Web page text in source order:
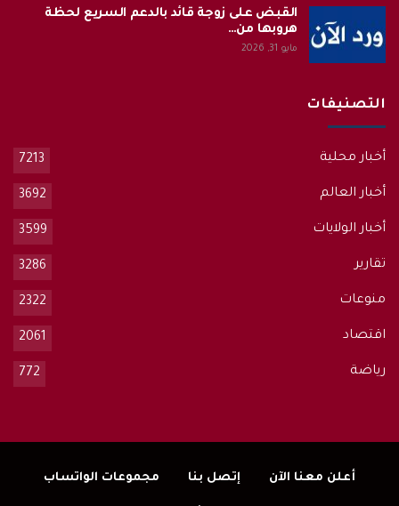
القبض على زوجة قائد بالدعم السريع لحظة
هروبها من…
مايو 31, 2026
التصنيفات
أخبار محلية 7213
أخبار العالم 3692
أخبار الولايات 3599
تقارير 3286
منوعات 2322
اقتصاد 2061
رياضة 772
أعلن معنا الآن إتصل بنا مجموعات الواتساب